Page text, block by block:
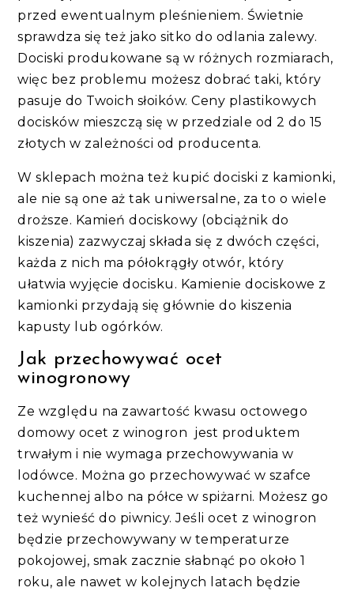
przed ewentualnym pleśnieniem. Świetnie
sprawdza się też jako sitko do odlania zalewy.
Dociski produkowane są w różnych rozmiarach,
więc bez problemu możesz dobrać taki, który
pasuje do Twoich słoików. Ceny plastikowych
docisków mieszczą się w przedziale od 2 do 15
złotych w zależności od producenta.
W sklepach można też kupić dociski z kamionki,
ale nie są one aż tak uniwersalne, za to o wiele
droższe. Kamień dociskowy (obciążnik do
kiszenia) zazwyczaj składa się z dwóch części,
każda z nich ma półokrągły otwór, który
ułatwia wyjęcie docisku. Kamienie dociskowe z
kamionki przydają się głównie do kiszenia
kapusty lub ogórków.
Jak przechowywać ocet
winogronowy
Ze względu na zawartość kwasu octowego
domowy ocet z winogron jest produktem
trwałym i nie wymaga przechowywania w
lodówce. Można go przechowywać w szafce
kuchennej albo na półce w spiżarni. Możesz go
też wynieść do piwnicy. Jeśli ocet z winogron
będzie przechowywany w temperaturze
pokojowej, smak zacznie słabnąć po około 1
roku, ale nawet w kolejnych latach będzie